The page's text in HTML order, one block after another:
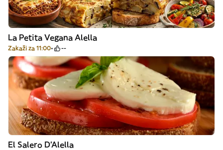
La Petita Vegana Alella
Zakaži za 11:00 --
El Salero D'Alella